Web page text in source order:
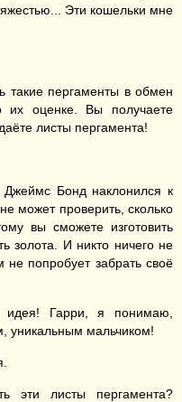
Эти кошельки мне
пергаменты в обмен
их оценке. Вы получаете
листы пергамента!
Бонд наклонился к
может проверить, сколько
вы сможете изготовить
золота. И никто ничего не
не попробует забрать своё
идея! Гарри, я понимаю,
уникальным мальчиком!
эти листы пергамента?